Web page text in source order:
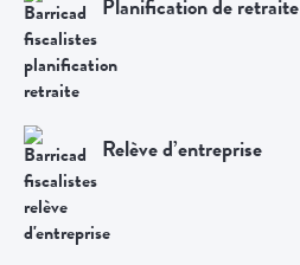
Planification de retraite
Relève d’entreprise